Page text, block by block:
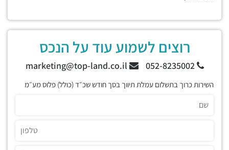
רוצים לשמוע עוד על הנכס
052-8235002
השירות כרוך בתשלום עמלת תיווך בסך חודש שכ״ד (כולל) פלוס מע״מ